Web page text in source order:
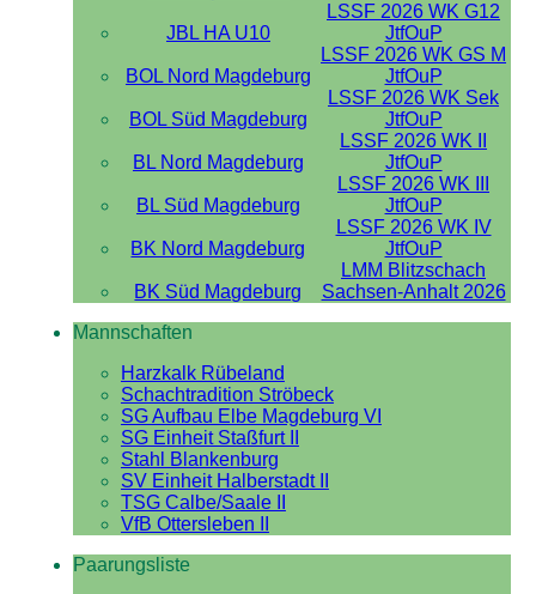
JBL HA U10
LSSF 2026 WK G12
JtfOuP
BOL Nord Magdeburg
LSSF 2026 WK GS M
JtfOuP
BOL Süd Magdeburg
LSSF 2026 WK Sek
JtfOuP
BL Nord Magdeburg
LSSF 2026 WK II
JtfOuP
BL Süd Magdeburg
LSSF 2026 WK III
JtfOuP
BK Nord Magdeburg
LSSF 2026 WK IV
JtfOuP
BK Süd Magdeburg
LMM Blitzschach
Sachsen-Anhalt 2026
Mannschaften
Harzkalk Rübeland
Schachtradition Ströbeck
SG Aufbau Elbe Magdeburg VI
SG Einheit Staßfurt II
Stahl Blankenburg
SV Einheit Halberstadt II
TSG Calbe/Saale II
VfB Ottersleben II
Paarungsliste